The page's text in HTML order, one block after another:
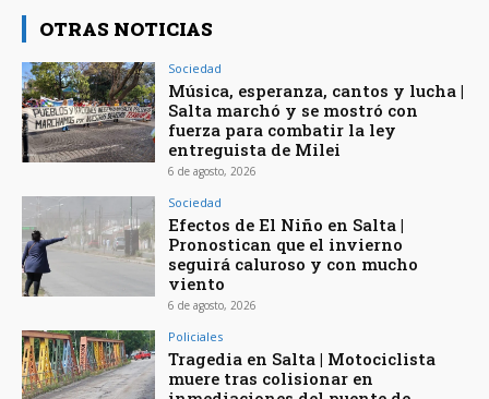
OTRAS NOTICIAS
Sociedad
Música, esperanza, cantos y lucha |
Salta marchó y se mostró con
fuerza para combatir la ley
entreguista de Milei
6 de agosto, 2026
Sociedad
Efectos de El Niño en Salta |
Pronostican que el invierno
seguirá caluroso y con mucho
viento
6 de agosto, 2026
Policiales
Tragedia en Salta | Motociclista
muere tras colisionar en